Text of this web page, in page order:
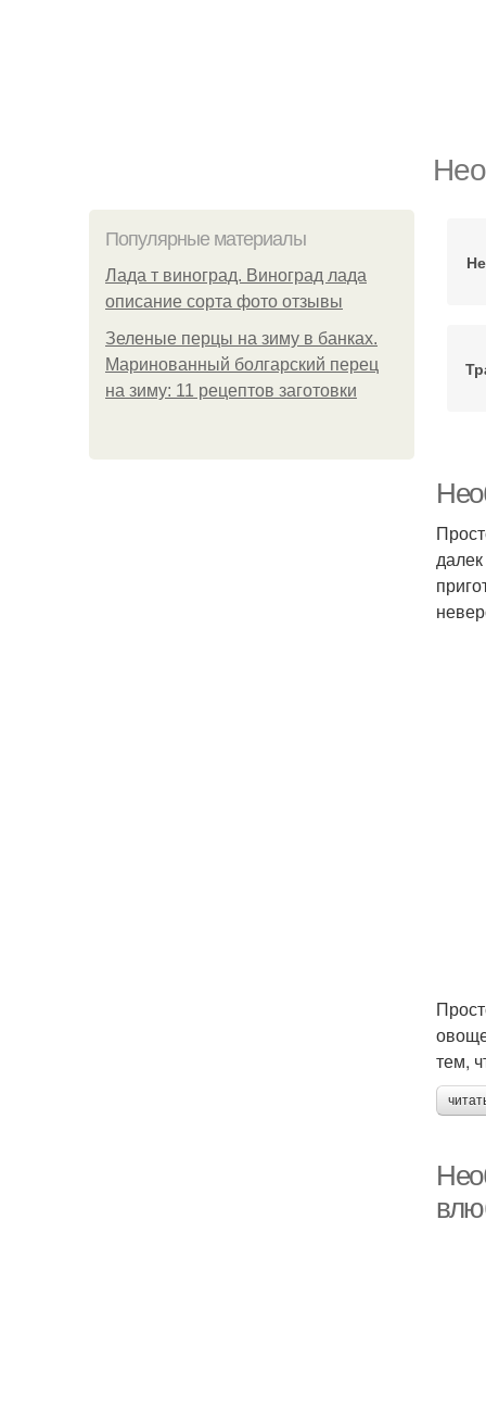
Популярные материалы
Лада т виноград. Виноград лада
описание сорта фото отзывы
Зеленые перцы на зиму в банках.
Маринованный болгарский перец
на зиму: 11 рецептов заготовки
тем,